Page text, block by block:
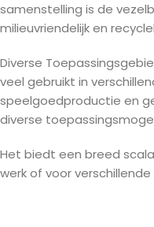
samenstelling is de
milieuvriendelijk en
Diverse
veel gebruikt in
speelgoedproductie en
diverse
Het biedt een breed
werk of voor